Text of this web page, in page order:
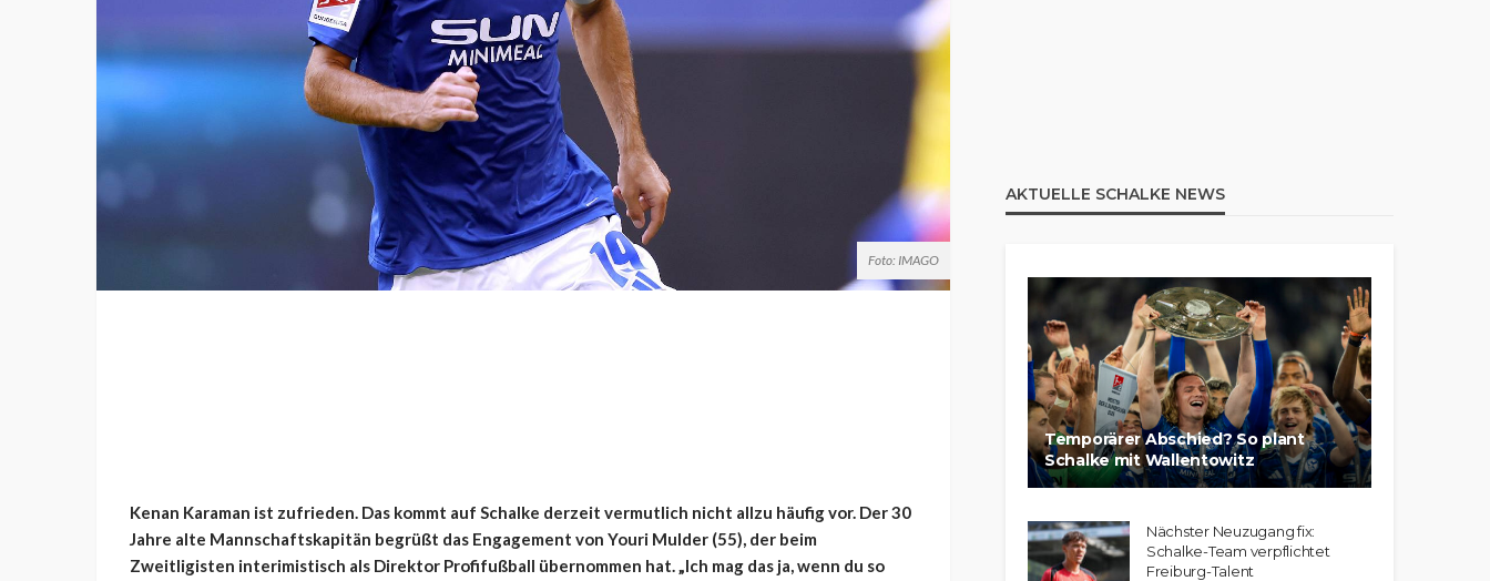
Foto: IMAGO
Kenan Karaman ist zufrieden. Das kommt auf Schalke derzeit vermutlich nicht allzu häufig vor. Der 30
Jahre alte Mannschaftskapitän begrüßt das Engagement von Youri Mulder (55), der beim
Zweitligisten interimistisch als Direktor Profifußball übernommen hat. „Ich mag das ja, wenn du so
AKTUELLE SCHALKE NEWS
Temporärer Abschied? So plant
Schalke mit Wallentowitz
Nächster Neuzugang fix:
Schalke-Team verpflichtet
Freiburg-Talent